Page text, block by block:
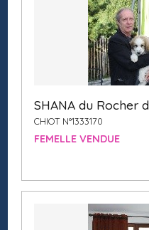
SHANA du Rocher
CHIOT N°1333170
FEMELLE VENDUE